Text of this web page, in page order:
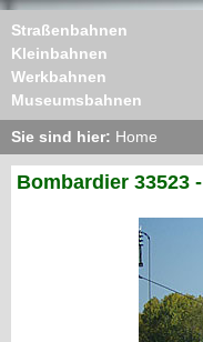
Straßenbahnen
Kleinbahnen
Werkbahnen
Museumsbahnen
Sie sind hier: Home
Bombardier 33523